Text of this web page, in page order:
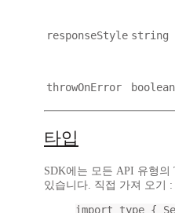
responseStyle string
throwOnError boolean
타입
SDK에는 모든 API 유형의
있습니다. 직접 가져 오기 :
import type {